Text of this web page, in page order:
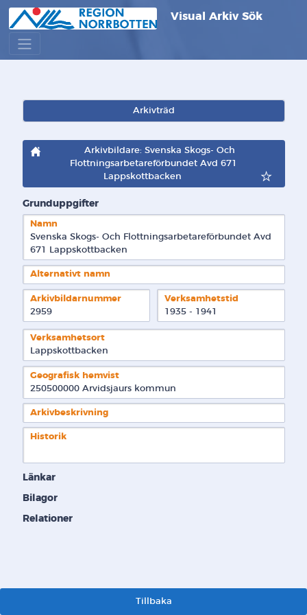
Visual Arkiv Sök
Arkivträd
Arkivbildare: Svenska Skogs- Och
Flottningsarbetareförbundet Avd 671
Lappskottbacken
Grunduppgifter
Namn
Svenska Skogs- Och Flottningsarbetareförbundet Avd
671 Lappskottbacken
Alternativt namn
Arkivbildarnummer
2959
Verksamhetstid
1935 - 1941
Verksamhetsort
Lappskottbacken
Geografisk hemvist
Arkivbeskrivning
Historik
Länkar
Bilagor
Relationer
Tillbaka